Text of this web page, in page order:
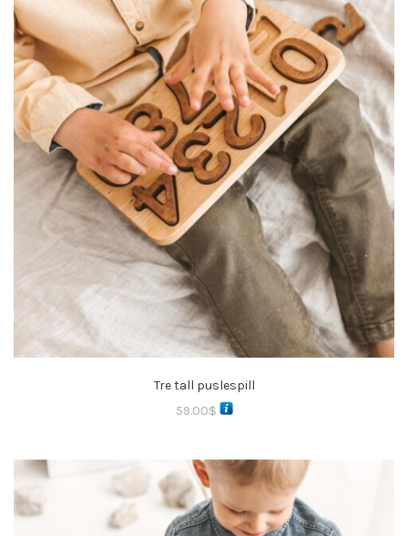
Tre tall puslespill
59.00$